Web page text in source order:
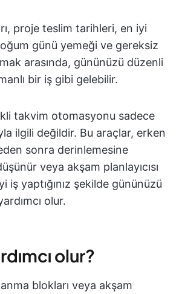
proje teslim tarihleri, en iyi
günü yemeği ve gereksiz
arasında, gününüzü düzenli
bir iş gibi gelebilir.
takvim otomasyonu sadece
ilgili değildir. Bu araçlar, erken
sonra derinlemesine
veya akşam planlayıcısı
iş yaptığınız şekilde gününüzü
olur.
olur?
blokları veya akşam